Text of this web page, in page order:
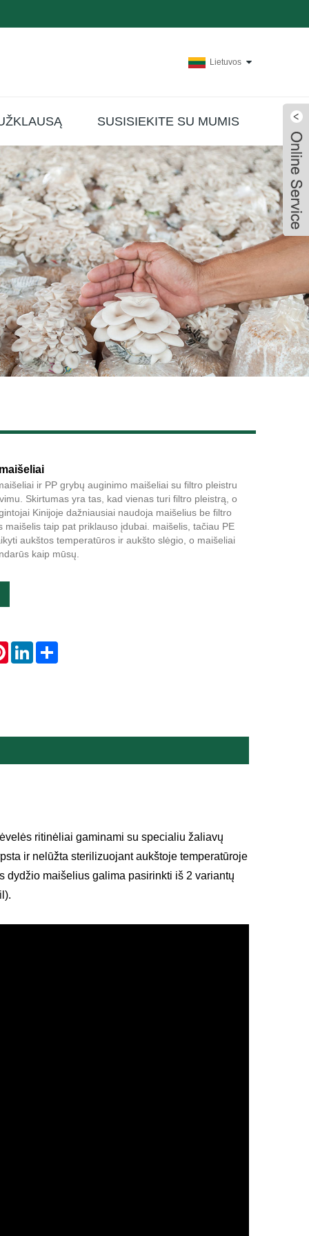
Lietuvos
SUSISIEKITE SU MUMIS
ir PP grybų auginimo maišeliai su filtro pleistru
Skirtumas yra tas, kad vienas turi filtro pleistrą, o
Kinijoje dažniausiai naudoja maišelius be filtro
maišelis taip pat priklauso įdubai. maišelis, tačiau PE
aukštos temperatūros ir aukšto slėgio, o maišeliai
kaip mūsų.
PinterestLinkedInShare
ritinėliai gaminami su specialiu žaliavų
ir nelūžta sterilizuojant aukštoje temperatūroje
dydžio maišelius galima pasirinkti iš 2 variantų